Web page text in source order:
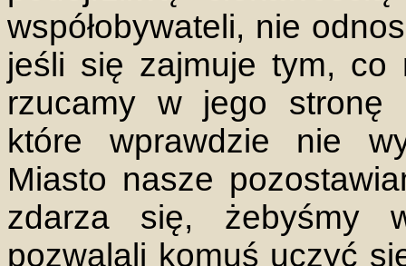
współobywateli, nie
jeśli się zajmuje tym, co
rzucamy w jego stronę
które wprawdzie nie
Miasto nasze
zdarza się, żebyśmy
pozwalali komuś uczyć